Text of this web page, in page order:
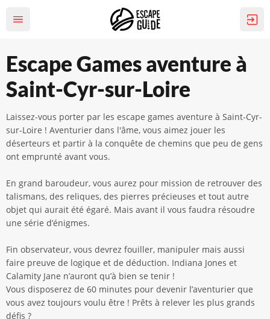
Escape Games aventure à
Saint-Cyr-sur-Loire
Laissez-vous porter par les escape games aventure à Saint-Cyr-
sur-Loire ! Aventurier dans l'âme, vous aimez jouer les
déserteurs et partir à la conquête de chemins que peu de gens
ont emprunté avant vous.
En grand baroudeur, vous aurez pour mission de retrouver des
talismans, des reliques, des pierres précieuses et tout autre
objet qui aurait été égaré. Mais avant il vous faudra résoudre
une série d’énigmes.
Fin observateur, vous devrez fouiller, manipuler mais aussi
faire preuve de logique et de déduction. Indiana Jones et
Calamity Jane n’auront qu’à bien se tenir !
Vous disposerez de 60 minutes pour devenir l’aventurier que
vous avez toujours voulu être ! Prêts à relever les plus grands
défis ?